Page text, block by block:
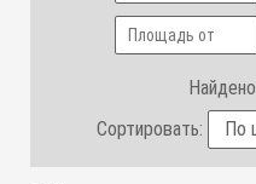
Найдено
Сортировать: